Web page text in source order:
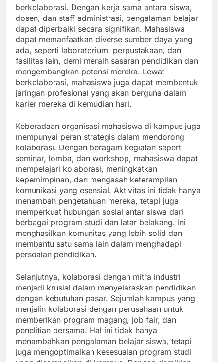
berkolaborasi. Dengan kerja sama antara siswa,
dosen, dan staff administrasi, pengalaman belajar
dapat diperbaiki secara signifikan. Mahasiswa
dapat memanfaatkan diverse sumber daya yang
ada, seperti laboratorium, perpustakaan, dan
fasilitas lain, demi meraih sasaran pendidikan dan
mengembangkan potensi mereka. Lewat
berkolaborasi, mahasiswa juga dapat membentuk
jaringan profesional yang akan berguna dalam
karier mereka di kemudian hari.
Keberadaan organisasi mahasiswa di kampus juga
mempunyai peran strategis dalam mendorong
kolaborasi. Dengan beragam kegiatan seperti
seminar, lomba, dan workshop, mahasiswa dapat
mempelajari kolaborasi, meningkatkan
kepemimpinan, dan mengasah keterampilan
komunikasi yang esensial. Aktivitas ini tidak hanya
menambah pengetahuan mereka, tetapi juga
memperkuat hubungan sosial antar siswa dari
berbagai program studi dan latar belakang. Ini
menghasilkan komunitas yang lebih solid dan
membantu satu sama lain dalam menghadapi
persoalan pendidikan.
Selanjutnya, kolaborasi dengan mitra industri
menjadi krusial dalam menyelaraskan pendidikan
dengan kebutuhan pasar. Sejumlah kampus yang
menjalin kolaborasi dengan perusahaan untuk
memberikan program magang, job fair, dan
penelitian bersama. Hal ini tidak hanya
menambahkan pengalaman belajar siswa, tetapi
juga mengoptimalkan kesesuaian program studi